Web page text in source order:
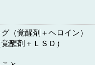
（覚醒剤＋ヘロイン）
醒剤＋ＬＳＤ）